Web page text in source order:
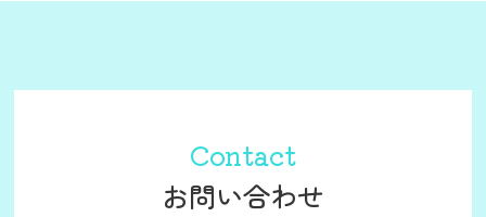
Contact
お問い合わせ